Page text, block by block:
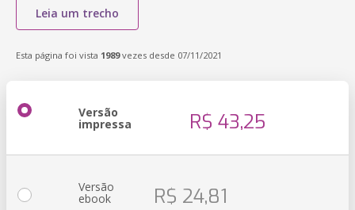
Leia um trecho
Esta página foi vista 1989vezes desde 07/11/2021
Versão
impressa R$ 43,25
Versão
ebook R$ 24,81